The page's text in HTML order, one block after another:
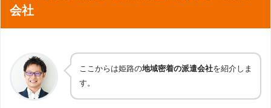
会社
ここからは姫路の地域密着の派遣会社を紹介しま
す。